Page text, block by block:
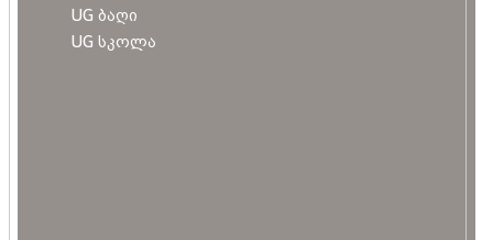
UG ბაღი
UG სკოლა